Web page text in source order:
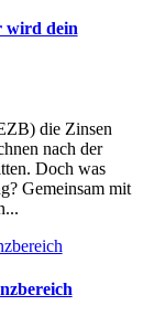
wird dein
die Zinsen
nach der
Doch was
Gemeinsam mit